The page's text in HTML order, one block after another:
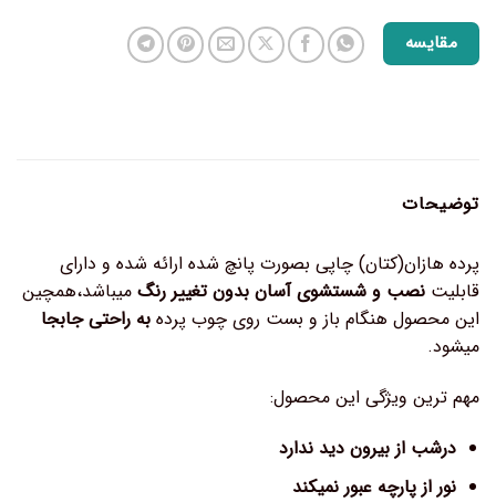
مقایسه
توضیحات
پرده هازان(کتان) چاپی بصورت پانچ شده ارائه شده و دارای
قابلیت نصب و شستشوی آسان بدون تغییر رنگ میباشد،همچین
این محصول هنگام باز و بست روی چوب پرده به راحتی جابجا
میشود.
مهم ترین ویژگی این محصول:
درشب از بیرون دید ندارد
نور از پارچه عبور نمیکند